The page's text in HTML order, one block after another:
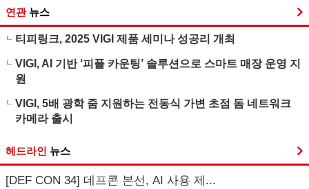
연관 뉴스
티피링크, 2025 VIGI 제품 세미나 성공리 개최
VIGI, AI 기반 ‘피플 카운팅’ 솔루션으로 스마트 매장 운영 지
원
VIGI, 5배 광학 줌 지원하는 전동식 가변 초점 돔 네트워크
카메라 출시
헤드라인 뉴스
[DEF CON 34] 데프콘 본선, AI 사용 제...